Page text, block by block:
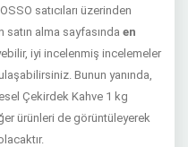
satıcıları üzerinden
alma sayfasında en
iyi incelenmiş incelemeler
Bunun yanında,
Çekirdek Kahve 1 kg
ürünleri de görüntüleyerek